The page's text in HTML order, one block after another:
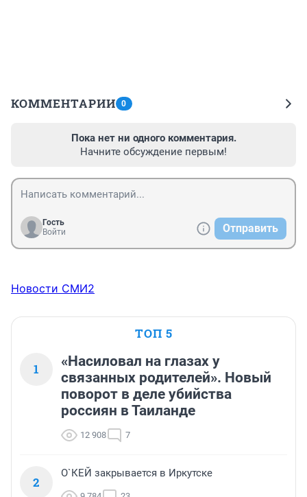
КОММЕНТАРИИ 0
Пока нет ни одного комментария.
Начните обсуждение первым!
Гость
Войти
Отправить
Новости СМИ2
ТОП 5
1
«Насиловал на глазах у
связанных родителей». Новый
поворот в деле убийства
россиян в Таиланде
12 908 7
2
О`КЕЙ закрывается в Иркутске